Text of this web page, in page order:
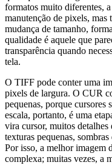
formatos muito diferentes,
manutenção de pixels, mas
mudança de tamanho,
qualidade é aquele que
transparência quando
tela.
O TIFF pode conter uma
pixels de largura. O CUR
pequenas, porque cursores
escala, portanto, é uma
vira cursor, muitos
texturas pequenas,
Por isso, a melhor imagem
complexa; muitas vezes, a